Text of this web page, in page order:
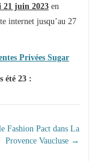
21 juin 2023 en
internet jusqu’au 27
Privées Sugar
été 23 :
Fashion Pact dans La
Provence Vaucluse →